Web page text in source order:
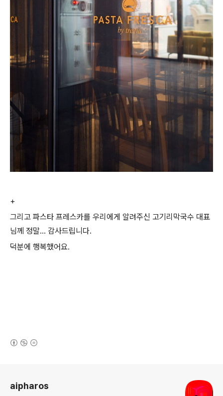
+
그리고 파스타 프레스카를 우리에게 알려주신 고기리막국수 대표
님께 정말... 감사드립니다.
덕분에 행복했어요.
aipharos